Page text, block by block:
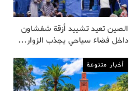
الصين تعيد تشييد أزقة شفشاون
داخل فضاء سياحي يجذب الزوار…
أخبار متنوعة